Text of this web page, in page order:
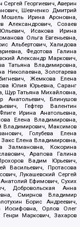
Георгиевич, Аверин
Шевченко Дмитрий
Мошель Ирина Ароновна,
Александрович, Созаев
Исакова Ирина
Ольга Евгеньевна,
Альбертович, Халидова
Федотова Галина
Александр Маркович,
Татьяна Владимировна,
Николаевна, Золотарева
Жемкова Елена
Юлия Юрьевна, Саранг
Щур Татьяна Михайловна,
Анатольевич, Блинушов
Гефтер Валентин
Ирина Анатольевна,
Елена Владимировна,
Владимирович, Максимов
Голубева Елена
Елена Владимировна,
Залмановна, Кокорина
Арапова Галина
Вадим Юрьевич,
Васильевич, Протасова
Лукашевский Сергей
Ефимович, Сухих
Добровольская Анна
Смирнов Владимир
Борис Андреевич,
Иосифовна, Орлов Олег
Маркович, Захаров